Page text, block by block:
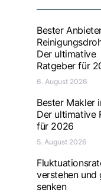
Bester
Der ultimative
Ratgeber für
6. August 2026
Bester Makler
Der ultimative
für 2026
5. August 2026
verstehen und
senken